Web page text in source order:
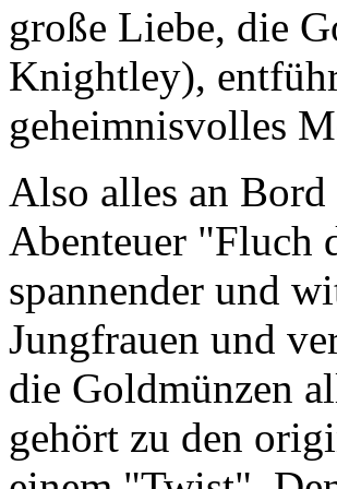
große Liebe, die
Knightley),
geheimnisvolles
Also alles an
Abenteuer "Fluch
spannender und
Jungfrauen und
die Goldmünzen
gehört zu den